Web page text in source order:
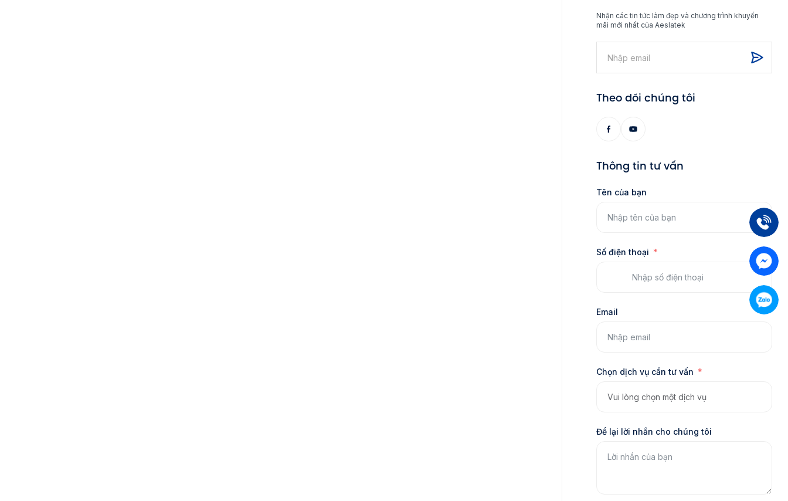
Nhận các tin tức làm đẹp và chương trình khuyến
mãi mới nhất của Aeslatek
Theo dõi chúng tôi
Thông tin tư vấn
Tên của bạn
Số điện thoại
Email
Chọn dịch vụ cần tư vấn
Để lại lời nhắn cho chúng tôi